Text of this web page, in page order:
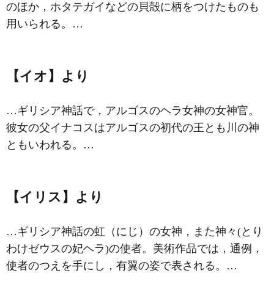
のほか，ホタテガイなどの貝殻に柄をつけたものも
用いられる。…
【イオ】より
…ギリシア神話で，アルゴスのヘラ女神の女神官。
彼女の父イナコスはアルゴスの初代の王とも川の神
ともいわれる。…
【イリス】より
…ギリシア神話の虹（にじ）の女神，また神々(とり
わけゼウスの妃ヘラ)の使者。美術作品では，通例，
使者のつえを手にし，有翼の姿で表される。…